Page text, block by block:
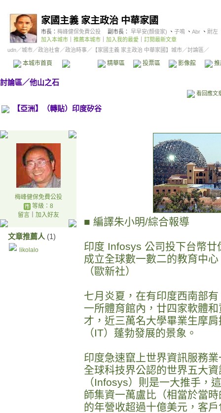
家國主義 家主政治 中華家國
市長： 梅峰健保免費公投 副市長： 早早安(顏俊家) 、 子鳴 、 Abr 、 尉左
加入本城市
推薦本城市 加入我的最愛
訂閱最新文章
udn／城市／政治社會 ／政治時事／ 【家國主義 家主政治 中華家國】城市／討論區／
本城市首頁 精華區 投票區 影像館
討論區／他山之石
看回應文
【亞洲】（轉貼）印度矽谷
梅峰健保免費公投
等級：8
留言｜ 加入好友
文章推薦人 (1)
likolalo
■ 編譯朱小明/綜合報導
印度 Infosys 公司投下台幣
成立全球數一數二的教育中
（歐新社）
七月炎夏，在有印度西南部
一所體育館內，廿四家軟體
才，近三萬名大學畢業生摩
（IT）蓬勃發展的景象。
印度急速竄上世界資訊服務
全球科技界公認的世界五大
（Infosys）則是一大推手，
師集資一萬盧比（相當於當
的年營收超過十億美元，客